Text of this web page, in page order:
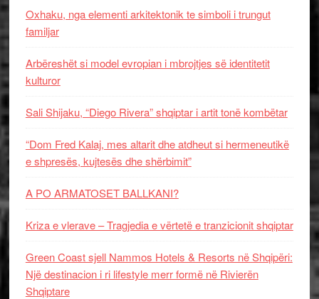
Oxhaku, nga elementi arkitektonik te simboli i trungut
familjar
Arbëreshët si model evropian i mbrojtjes së identitetit
kulturor
Sali Shijaku, “Diego Rivera” shqiptar i artit tonë kombëtar
“Dom Fred Kalaj, mes altarit dhe atdheut si hermeneutikë
e shpresës, kujtesës dhe shërbimit”
A PO ARMATOSET BALLKANI?
Kriza e vlerave – Tragjedia e vërtetë e tranzicionit shqiptar
Green Coast sjell Nammos Hotels & Resorts në Shqipëri:
Një destinacion i ri lifestyle merr formë në Rivierën
Shqiptare